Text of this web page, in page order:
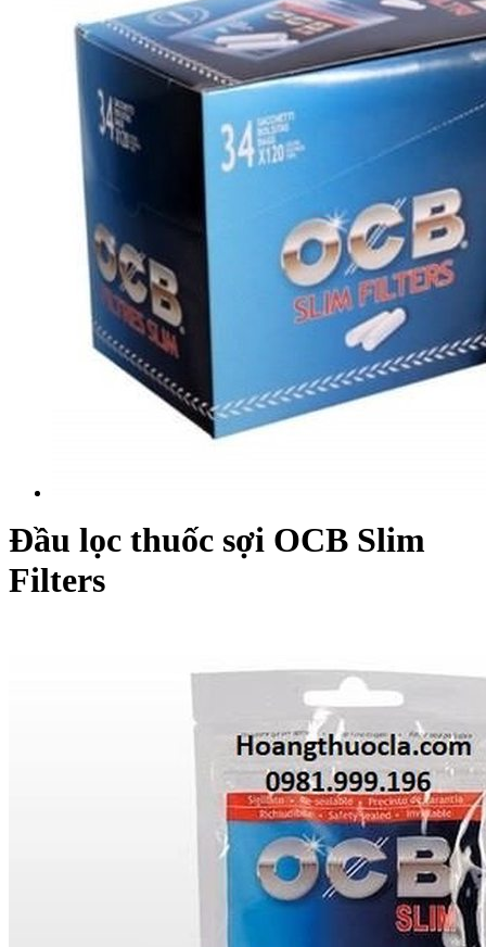
Đầu lọc thuốc sợi OCB Slim
Filters